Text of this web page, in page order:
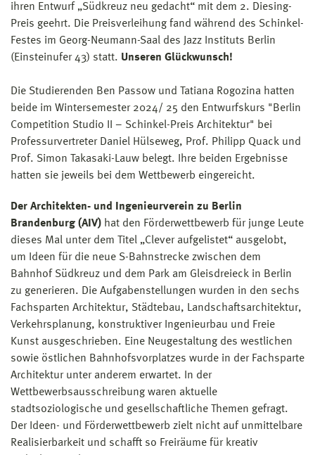
ihren Entwurf „Südkreuz neu gedacht“ mit dem 2. Diesing-
Preis geehrt. Die Preisverleihung fand während des Schinkel-
Festes im Georg-Neumann-Saal des Jazz Instituts Berlin
(Einsteinufer 43) statt. Unseren Glückwunsch!
Die Studierenden Ben Passow und Tatiana Rogozina hatten
beide im Wintersemester 2024/ 25 den Entwurfskurs "Berlin
Competition Studio II – Schinkel-Preis Architektur" bei
Professurvertreter Daniel Hülseweg, Prof. Philipp Quack und
Prof. Simon Takasaki-Lauw belegt. Ihre beiden Ergebnisse
hatten sie jeweils bei dem Wettbewerb eingereicht.
Der Architekten- und Ingenieurverein zu Berlin
Brandenburg (AIV) hat den Förderwettbewerb für junge Leute
dieses Mal unter dem Titel „Clever aufgelistet“ ausgelobt,
um Ideen für die neue S-Bahnstrecke zwischen dem
Bahnhof Südkreuz und dem Park am Gleisdreieck in Berlin
zu generieren. Die Aufgabenstellungen wurden in den sechs
Fachsparten Architektur, Städtebau, Landschaftsarchitektur,
Verkehrsplanung, konstruktiver Ingenieurbau und Freie
Kunst ausgeschrieben. Eine Neugestaltung des westlichen
sowie östlichen Bahnhofsvorplatzes wurde in der Fachsparte
Architektur unter anderem erwartet. In der
Wettbewerbsausschreibung waren aktuelle
stadtsoziologische und gesellschaftliche Themen gefragt.
Der Ideen- und Förderwettbewerb zielt nicht auf unmittelbare
Realisierbarkeit und schafft so Freiräume für kreativ